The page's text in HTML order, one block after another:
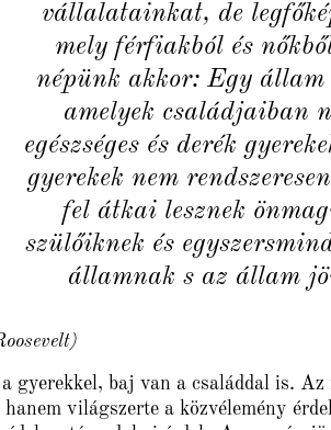
vállalatainkat, de
mely férfiakból és
népünk akkor: Egy állam
amelyek családjaiban
egészséges és derék
gyerekek nem
fel átkai lesznek
szülőiknek és
államnak s az állam
gyerekkel, baj van a családdal is. Az
világszerte a közvélemény